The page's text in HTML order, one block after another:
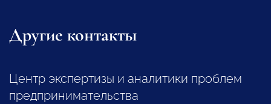
Другие контакты
Центр экспертизы и аналитики проблем
предпринимательства